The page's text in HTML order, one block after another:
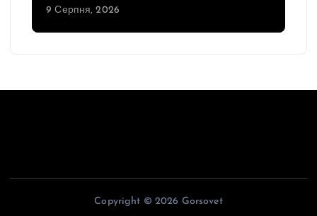
9 Серпня, 2026
Copyright © 2026 Gorsovet